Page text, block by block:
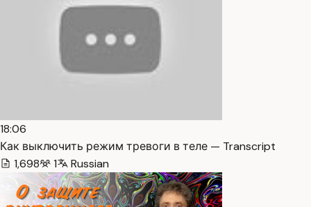
18:06
Как выключить режим тревоги в теле — Transcript
1,698
1 Russian